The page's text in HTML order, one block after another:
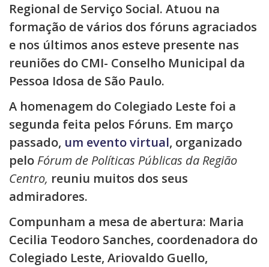
Regional de Serviço Social. Atuou na
formação de vários dos fóruns agraciados
e nos últimos anos esteve presente nas
reuniões do CMI- Conselho Municipal da
Pessoa Idosa de São Paulo.
A homenagem do Colegiado Leste foi a
segunda feita pelos Fóruns. Em março
passado, um evento virtual, organizado
pelo Fórum de Políticas Públicas da Região
Centro, reuniu muitos dos seus
admiradores.
Compunham a mesa de abertura: Maria
Cecilia Teodoro Sanches, coordenadora do
Colegiado Leste, Ariovaldo Guello,